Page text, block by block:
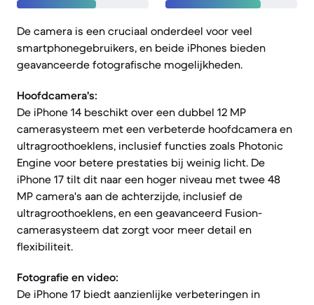
De camera is een cruciaal onderdeel voor veel
smartphonegebruikers, en beide iPhones bieden
geavanceerde fotografische mogelijkheden.
Hoofdcamera's:
De iPhone 14 beschikt over een dubbel 12 MP
camerasysteem met een verbeterde hoofdcamera en
ultragroothoeklens, inclusief functies zoals Photonic
Engine voor betere prestaties bij weinig licht. De
iPhone 17 tilt dit naar een hoger niveau met twee 48
MP camera's aan de achterzijde, inclusief de
ultragroothoeklens, en een geavanceerd Fusion-
camerasysteem dat zorgt voor meer detail en
flexibiliteit.
Fotografie en video:
De iPhone 17 biedt aanzienlijke verbeteringen in